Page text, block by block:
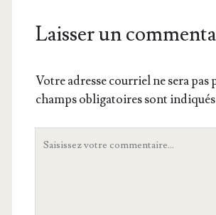
Laisser un
Votre adresse courriel ne sera pas
champs obligatoires sont indiqués